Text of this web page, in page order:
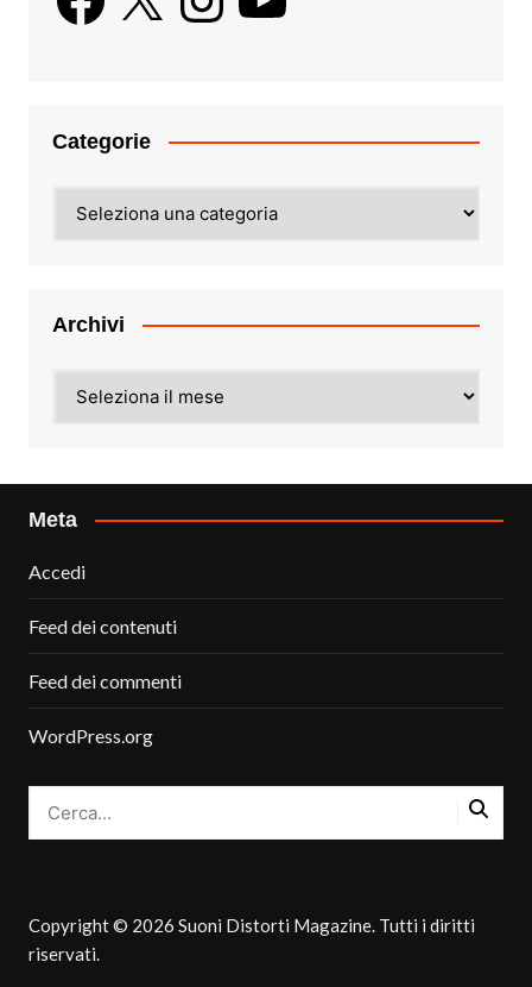
Categorie
Archivi
Meta
Accedi
Feed dei contenuti
Feed dei commenti
WordPress.org
Copyright © 2026 Suoni Distorti Magazine. Tutti i diritti
riservati.